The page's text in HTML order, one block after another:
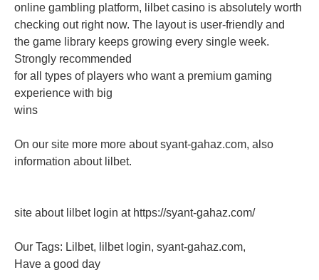
online gambling platform, lilbet casino is absolutely worth
checking out right now. The layout is user-friendly and
the game library keeps growing every single week.
Strongly recommended
for all types of players who want a premium gaming
experience with big
wins
On our site more more about syant-gahaz.com, also
information about lilbet.
site about lilbet login at https://syant-gahaz.com/
Our Tags: Lilbet, lilbet login, syant-gahaz.com,
Have a good day